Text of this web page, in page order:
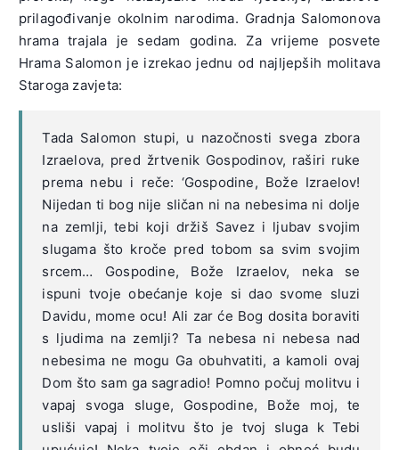
prilagođivanje okolnim narodima. Gradnja Salomonova
hrama trajala je sedam godina. Za vrijeme posvete
Hrama Salomon je izrekao jednu od najljepših molitava
Staroga zavjeta:
Tada Salomon stupi, u nazočnosti svega zbora
Izraelova, pred žrtvenik Gospodinov, raširi ruke
prema nebu i reče: ‘Gospodine, Bože Izraelov!
Nijedan ti bog nije sličan ni na nebesima ni dolje
na zemlji, tebi koji držiš Savez i ljubav svojim
slugama što kroče pred tobom sa svim svojim
srcem… Gospodine, Bože Izraelov, neka se
ispuni tvoje obećanje koje si dao svome sluzi
Davidu, mome ocu! Ali zar će Bog dosita boraviti
s ljudima na zemlji? Ta nebesa ni nebesa nad
nebesima ne mogu Ga obuhvatiti, a kamoli ovaj
Dom što sam ga sagradio! Pomno počuj molitvu i
vapaj svoga sluge, Gospodine, Bože moj, te
usliši vapaj i molitvu što je tvoj sluga k Tebi